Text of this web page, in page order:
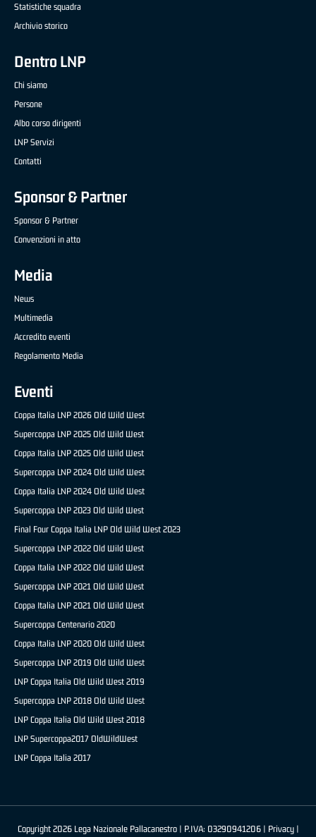
Statistiche squadra
Archivio storico
Dentro LNP
Chi siamo
Persone
Albo corso dirigenti
LNP Servizi
Contatti
Sponsor & Partner
Sponsor & Partner
Convenzioni in atto
Media
News
Multimedia
Accredito eventi
Regolamento Media
Eventi
Coppa Italia LNP 2026 Old Wild West
Supercoppa LNP 2025 Old Wild West
Coppa Italia LNP 2025 Old Wild West
Supercoppa LNP 2024 Old Wild West
Coppa Italia LNP 2024 Old Wild West
Supercoppa LNP 2023 Old Wild West
Final Four Coppa Italia LNP Old Wild West 2023
Supercoppa LNP 2022 Old Wild West
Coppa Italia LNP 2022 Old Wild West
Supercoppa LNP 2021 Old Wild West
Coppa Italia LNP 2021 Old Wild West
Supercoppa Centenario 2020
Coppa Italia LNP 2020 Old Wild West
Supercoppa LNP 2019 Old Wild West
LNP Coppa Italia Old Wild West 2019
Supercoppa LNP 2018 Old Wild West
LNP Coppa Italia Old Wild West 2018
LNP Supercoppa2017 OldWildWest
LNP Coppa Italia 2017
Copyright 2026 Lega Nazionale Pallacanestro | P.IVA: 03290941206 | Privacy|